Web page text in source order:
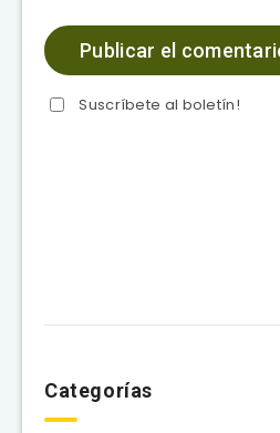
Suscríbete al boletín!
Categorías